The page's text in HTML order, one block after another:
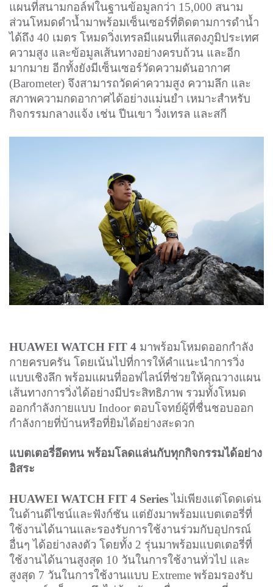
แผนที่สนามกอล์ฟในฐานข้อมูลกว่า 15,000 สนาม
ส่วนโหมดดำน้ำมาพร้อมเซ็นเซอร์ที่ติดตามการดำน้ำ
ได้ถึง 40 เมตร โหมดวิ่งเทรลมีแผนที่แสดงภูมิประเทศ
ความสูง และข้อมูลเส้นทางอย่างครบถ้วน และอีก
มากมาย อีกทั้งยังมีเซ็นเซอร์วัดความดันอากาศ
(Barometer) จึงสามารถวัดค่าความสูง ความลึก และ
สภาพความกดอากาศได้อย่างแม่นยำ เหมาะสำหรับ
กิจกรรมกลางแจ้ง เช่น ปีนเขา วิ่งเทรล และสกี
HUAWEI WATCH FIT 4 มาพร้อมโหมดออกกำลัง
กายครบครัน โดยเน้นไปที่การให้คำแนะนำการวิ่ง
แบบเชิงลึก พร้อมแผนที่ออฟไลน์ที่ช่วยให้คุณวางแผน
เส้นทางการวิ่งได้อย่างมีประสิทธิภาพ รวมทั้งโหมด
ออกกำลังกายแบบ Indoor ตอบโจทย์ผู้ที่ชื่นชอบออก
กำลังกายที่บ้านหรือที่ยิมได้อย่างสะดวก
แบตเตอรี่อึดทน พร้อมโลดแล่นกับทุกกิจกรรมได้อย่าง
อิสระ
HUAWEI WATCH FIT 4 Seriesไม่เพียงแต่โดดเด่น
ในด้านดีไซน์และฟังก์ชัน แต่ยังมาพร้อมแบตเตอรี่ที่
ใช้งานได้นานและรองรับการใช้งานร่วมกับอุปกรณ์
อื่นๆ ได้อย่างลงตัว โดยทั้ง 2 รุ่นมาพร้อมแบตเตอรี่ที่
ใช้งานได้นานสูงสุด 10 วันในการใช้งานทั่วไป และ
สูงสุด 7 วันในการใช้งานแบบ Extreme พร้อมรองรับ